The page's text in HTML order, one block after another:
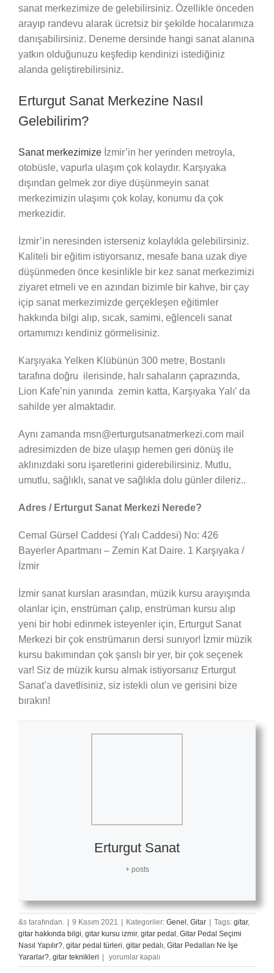
sanat merkezimize de gelebilirsiniz. Özellikle önceden
arayıp randevu alarak ücretsiz bir şekilde hocalarımıza
danışabilirsiniz. Deneme dersinde hangi sanat alanına
yatkın olduğunuzu keşfedip kendinizi istediğiniz
alanda geliştirebilirsiniz.
Erturgut Sanat Merkezine Nasıl
Gelebilirim?
Sanat merkezimize İzmir’in her yerinden metroyla,
otobüsle, vapurla ulaşım çok kolaydır. Karşıyaka
dışından gelmek zor diye düşünmeyin sanat
merkezimizin ulaşımı çok kolay, konumu da çok
merkezidir.
İzmir’in neresinden isterseniz kolaylıkla gelebilirsiniz.
Kaliteli bir eğitim istiyorsanız, mesafe bana uzak diye
düşünmeden önce kesinlikle bir kez sanat merkezimizi
ziyaret etmeli ve en azından bizimle bir kahve, bir çay
içip sanat merkezimizde gerçekleşen eğitimler
hakkında bilgi alıp, sıcak, samimi, eğlenceli sanat
ortamımızı kendiniz görmelisiniz.
Karşıyaka Yelken Klübünün 300 metre, Bostanlı
tarafına doğru ilerisinde, halı sahaların çaprazında,
Lion Kafe’nin yanında zemin katta, Karşıyaka Yalı’ da
sahilde yer almaktadır.
Aynı zamanda msn@erturgutsanatmerkezi.com mail
adresimizden de bize ulaşıp hemen geri dönüş ile
aklınızdaki soru işaretlerini giderebilirsiniz. Mutlu,
umutlu, sağlıklı, sanat ve sağlıkla dolu günler dileriz..
Adres / Erturgut Sanat Merkezi Nerede?
Cemal Gürsel Caddesi (Yalı Caddesi) No: 426
Bayerler Apartmanı – Zemin Kat Daire. 1 Karşıyaka /
İzmir
İzmir sanat kursları arasından, müzik kursu arayışında
olanlar için, enstrüman çalıp, enstrüman kursu alıp
yeni bir hobi edinmek isteyenler için, Erturgut Sanat
Merkezi bir çok enstrümanın dersi sunıyor! İzmir müzik
kursu bakımından çok şanslı bir yer, bir çok seçenek
var! Siz de müzik kursu almak istiyorsanız Erturgut
Sanat’a davetlisiniz, siz istekli olun ve gerisini bize
bırakın!
Erturgut Sanat
+ posts
&s tarafından. | 9 Kasım 2021 | Kategoriler: Genel Gitar | Tags: gitar,
gitar hakkında bilgi gitar kursu izmir, gitar pedal Gitar Pedal Seçimi
Nasıl Yapılır? gitar pedal türleri gitar pedalı Gitar Pedalları Ne İşe
Yararlar? gitar teknikleri |
Müzik
Türlerine
yorumlar kapalı